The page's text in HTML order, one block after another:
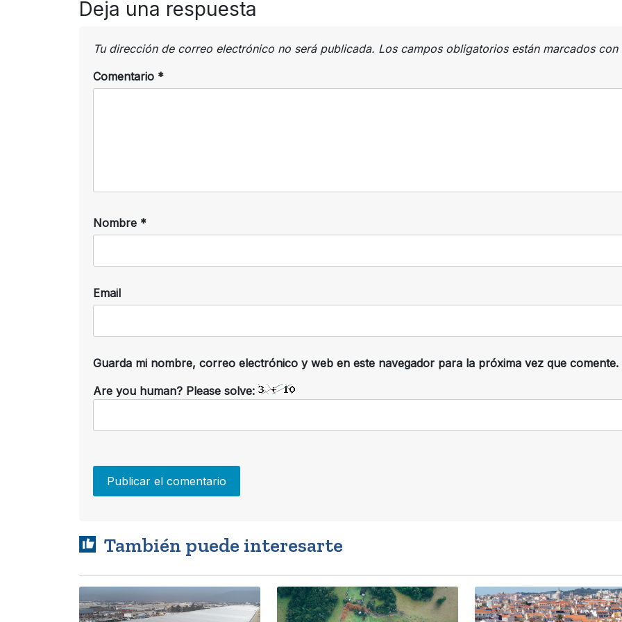
Deja una respuesta
Tu dirección de correo electrónico no será publicada. Los campos obligatorios están marcados con
Comentario *
Nombre *
Email
Guarda mi nombre, correo electrónico y web en este navegador para la próxima vez que comente.
Are you human? Please solve:
También puede interesarte